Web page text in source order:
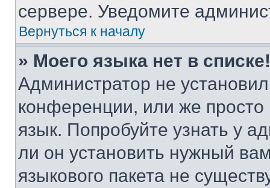
сервере. Уведомите
Вернуться к началу
» Моего языка нет в списке!
Администратор не
конференции, или же
язык. Попробуйте узнать у
ли он установить нужный
языкового пакета не